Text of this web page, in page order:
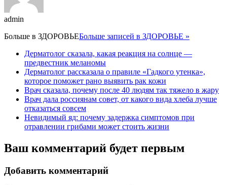
admin
Больше в ЗДОРОВЬЕБольше записей в ЗДОРОВЬЕ »
Дерматолог сказала, какая реакция на солнце —
предвестник меланомы
Дерматолог рассказала о правиле «Гадкого утенка»,
которое поможет рано выявить рак кожи
Врач сказала, почему после 40 людям так тяжело в жару
Врач дала россиянам совет, от какого вида хлеба лучше
отказаться совсем
Невидимый яд: почему задержка симптомов при
отравлении грибами может стоить жизни
Ваш комментарий будет первым
Добавить комментарий